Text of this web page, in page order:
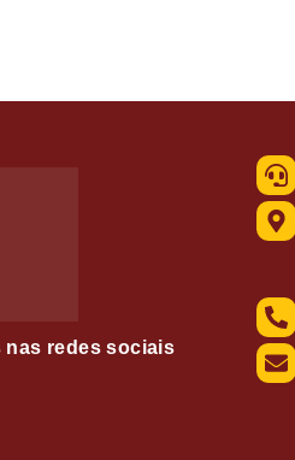
nas redes sociais